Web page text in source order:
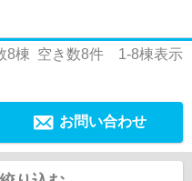
8棟 空き数8件 1-8棟表示
お問い合わせ